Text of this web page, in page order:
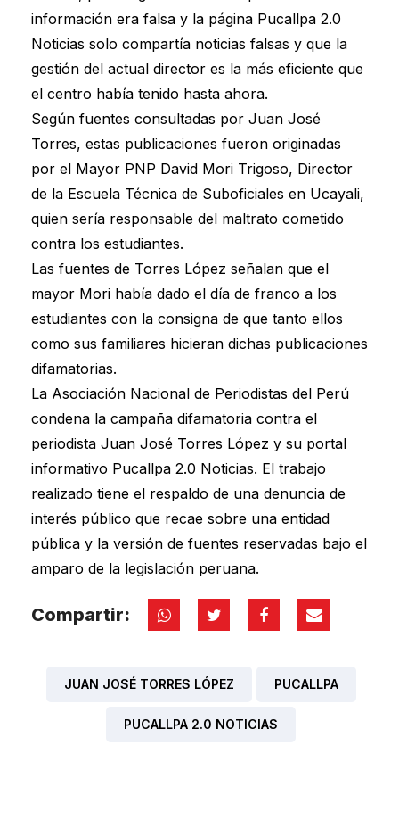
información era falsa y la página Pucallpa 2.0
Noticias solo compartía noticias falsas y que la
gestión del actual director es la más eficiente que
el centro había tenido hasta ahora.
Según fuentes consultadas por Juan José
Torres, estas publicaciones fueron originadas
por el Mayor PNP David Mori Trigoso, Director
de la Escuela Técnica de Suboficiales en Ucayali,
quien sería responsable del maltrato cometido
contra los estudiantes.
Las fuentes de Torres López señalan que el
mayor Mori había dado el día de franco a los
estudiantes con la consigna de que tanto ellos
como sus familiares hicieran dichas publicaciones
difamatorias.
La Asociación Nacional de Periodistas del Perú
condena la campaña difamatoria contra el
periodista Juan José Torres López y su portal
informativo Pucallpa 2.0 Noticias. El trabajo
realizado tiene el respaldo de una denuncia de
interés público que recae sobre una entidad
pública y la versión de fuentes reservadas bajo el
amparo de la legislación peruana.
Compartir:
JUAN JOSÉ TORRES LÓPEZ PUCALLPA
PUCALLPA 2.0 NOTICIAS